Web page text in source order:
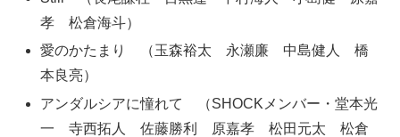
孝 松倉海斗）
愛のかたまり （玉森裕太 永瀬廉 中島健人 橋
本良亮）
アンダルシアに憧れて （SHOCKメンバー・堂本光
一 寺西拓人 佐藤勝利 原嘉孝 松田元太 松倉